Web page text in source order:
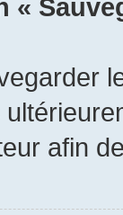
«
afin